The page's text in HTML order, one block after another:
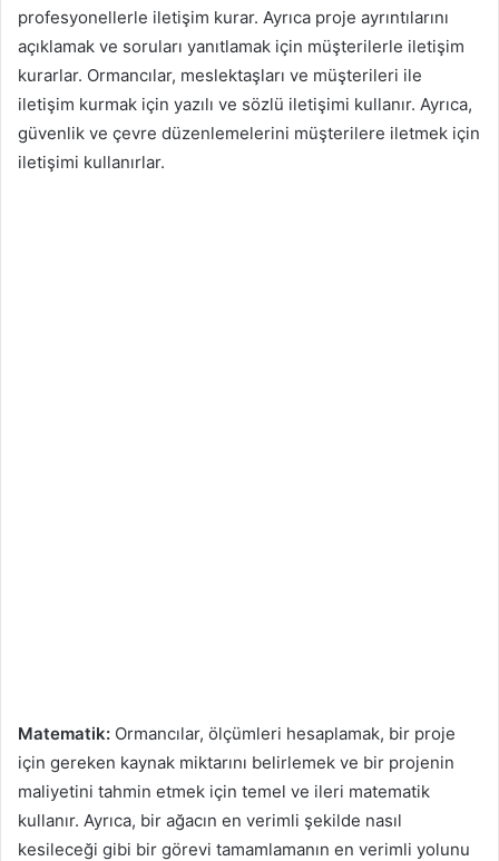
profesyonellerle iletişim kurar. Ayrıca proje ayrıntılarını
açıklamak ve soruları yanıtlamak için müşterilerle iletişim
kurarlar. Ormancılar, meslektaşları ve müşterileri ile
iletişim kurmak için yazılı ve sözlü iletişimi kullanır. Ayrıca,
güvenlik ve çevre düzenlemelerini müşterilere iletmek için
iletişimi kullanırlar.
Matematik: Ormancılar, ölçümleri hesaplamak, bir proje
için gereken kaynak miktarını belirlemek ve bir projenin
maliyetini tahmin etmek için temel ve ileri matematik
kullanır. Ayrıca, bir ağacın en verimli şekilde nasıl
kesileceği gibi bir görevi tamamlamanın en verimli yolunu